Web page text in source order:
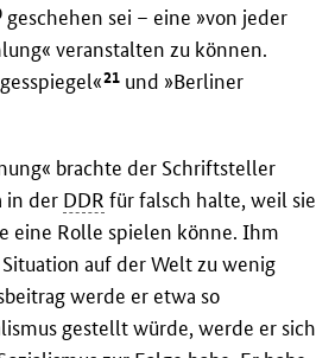
geschehen sei – eine »von jeder
veranstalten zu können.
21 und »Berliner
brachte der Schriftsteller
in der DDR für falsch halte, weil sie
eine Rolle spielen könne. Ihm
auf der Welt zu wenig
werde er etwa so
gestellt würde, werde er sich